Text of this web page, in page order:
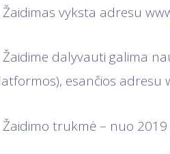
Žaidimas vyksta adresu
Žaidime dalyvauti galima
esančios
Žaidimo trukmė – nuo